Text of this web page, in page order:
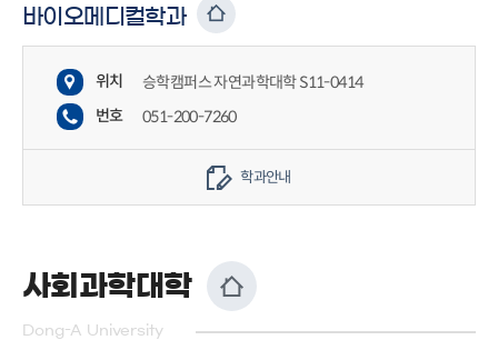
바이오메디컬학과
위치
승학캠퍼스 자연과학대학 S11-0414
번호
051-200-7260
학과안내
사회과학대학
Dong-A University